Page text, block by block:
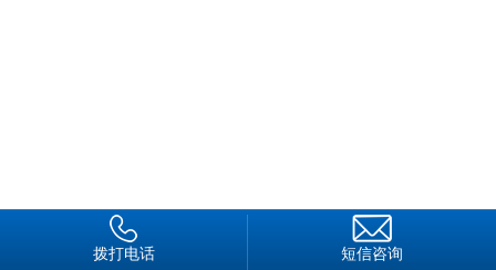
拨打电话 短信咨询